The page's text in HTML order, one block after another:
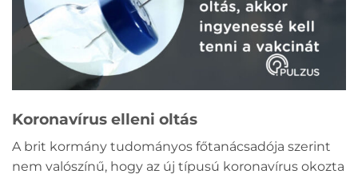
Koronavírus elleni oltás
A brit kormány tudományos főtanácsadója szerint
nem valószínű, hogy az új típusú koronavírus okozta